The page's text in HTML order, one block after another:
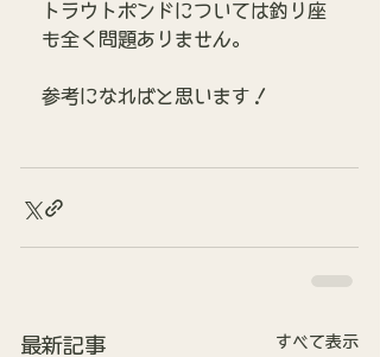
トラウトポンドについては釣り座
も全く問題ありません。
参考になればと思います！
最新記事 すべて表示